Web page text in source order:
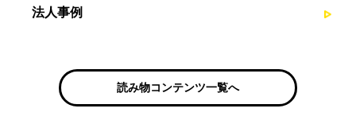
法人事例
読み物コンテンツ一覧へ